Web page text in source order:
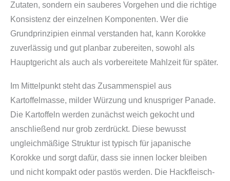
Zutaten, sondern ein sauberes Vorgehen und die richtige
Konsistenz der einzelnen Komponenten. Wer die
Grundprinzipien einmal verstanden hat, kann Korokke
zuverlässig und gut planbar zubereiten, sowohl als
Hauptgericht als auch als vorbereitete Mahlzeit für später.
Im Mittelpunkt steht das Zusammenspiel aus
Kartoffelmasse, milder Würzung und knuspriger Panade.
Die Kartoffeln werden zunächst weich gekocht und
anschließend nur grob zerdrückt. Diese bewusst
ungleichmäßige Struktur ist typisch für japanische
Korokke und sorgt dafür, dass sie innen locker bleiben
und nicht kompakt oder pastös werden. Die Hackfleisch-